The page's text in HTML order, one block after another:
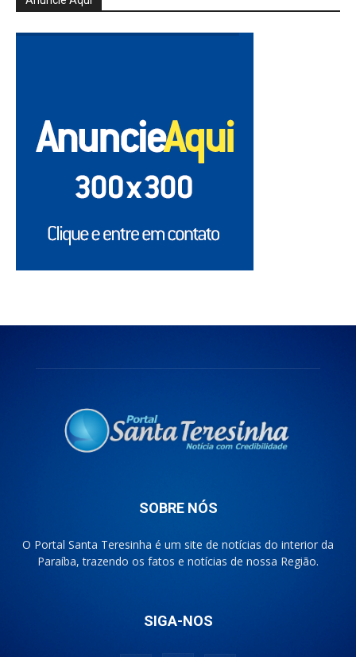
SOBRE NÓS
O Portal Santa Teresinha é um site de notícias do interior da
Paraíba, trazendo os fatos e notícias de nossa Região.
SIGA-NOS